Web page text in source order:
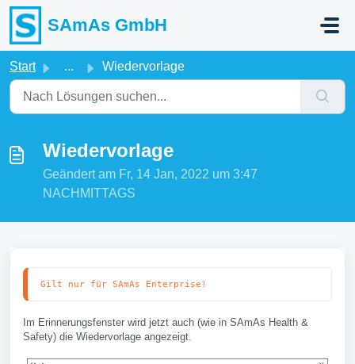
Zum hauptsächlichen Inhalt gehen
SAmAs GmbH
Start ... Wiedervorlage
Wiedervorlage
Geändert am Fr, 14 Jan, 2022 um 3:47
NACHMITTAGS
Gilt nur für SAmAs Enterprise!
Im Erinnerungsfenster wird jetzt auch (wie in SAmAs Health &
Safety) die Wiedervorlage angezeigt.